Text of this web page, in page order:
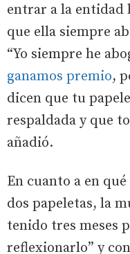
entrar a la entidad
que ella siempre
“Yo siempre he
ganamos premio,
dicen que tu
respaldada y que
añadió.
En cuanto a en
dos papeletas, la
tenido tres meses
reflexionarlo” y